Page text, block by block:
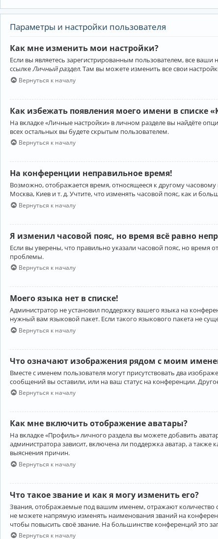
Параметры и настройки пользователя
Как мне изменить мои настройки?
Если вы являетесь зарегистрированным пользователем, все
ссылкеЛичный раздел. Там вы можете изменить все свои
Вернуться к началу
Как избежать появления моего имени в списке
На вкладке «Личные настройки» в личном разделе вы найдёте
всех остальных вы будете скрытым пользователем.
Вернуться к началу
На конференции неправильное время!
Возможно, отображается время, относящееся к другому
Москва, Киев и т. д. Учтите, что изменять часовой пояс, как и
Вернуться к началу
Я изменил часовой пояс, но время всё равно
Если вы уверены, что правильно указали часовой пояс, но время
проблемы.
Вернуться к началу
Моего языка нет в списке!
Администратор не установил поддержку вашего языка на
нужный вам языковой пакет. Если такого языкового пакета не
Вернуться к началу
Что означают изображения рядом с моим
Вместе с именем пользователя могут присутствовать два
сообщений вы оставили, или на ваш статус на конференции.
Вернуться к началу
Как мне включить отображение аватары?
На вкладке «Профиль» личного раздела вы можете добавить
администратора зависит, включена ли поддержка аватар, а
выяснения причин.
Вернуться к началу
Что такое звание и как я могу изменить его?
Звания, отображаемые под вашим именем, отражают
не можете напрямую изменять наименования званий на
чтобы повысить своё звание. На большинстве конференций это
Вернуться к началу